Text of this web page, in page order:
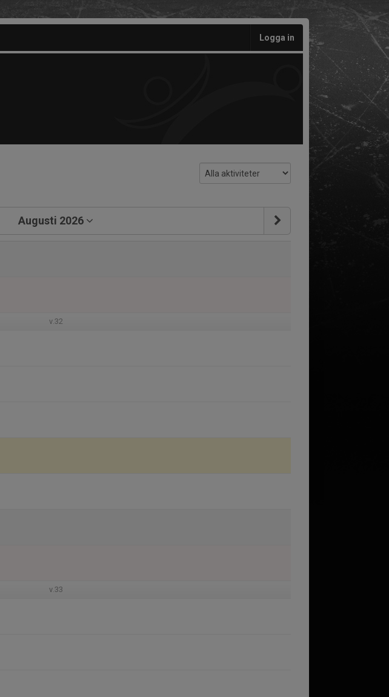
Logga in
Augusti 2026
v.32
v.33